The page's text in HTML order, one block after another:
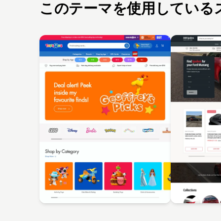
このテーマを使用している